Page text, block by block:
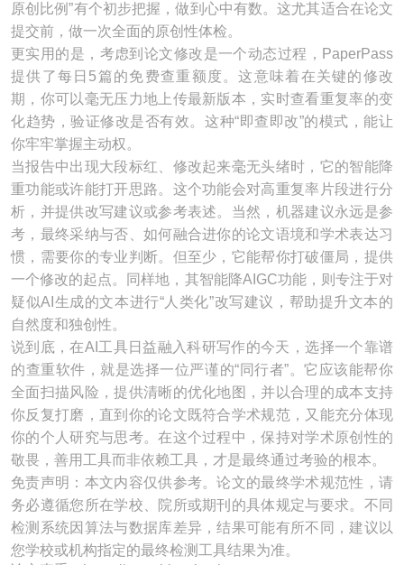
原创比例”有个初步把握，做到心中有数。这尤其适合在论文
提交前，做一次全面的原创性体检。
更实用的是，考虑到论文修改是一个动态过程，PaperPass
提供了每日5篇的免费查重额度。这意味着在关键的修改
期，你可以毫无压力地上传最新版本，实时查看重复率的变
化趋势，验证修改是否有效。这种“即查即改”的模式，能让
你牢牢掌握主动权。
当报告中出现大段标红、修改起来毫无头绪时，它的智能降
重功能或许能打开思路。这个功能会对高重复率片段进行分
析，并提供改写建议或参考表述。当然，机器建议永远是参
考，最终采纳与否、如何融合进你的论文语境和学术表达习
惯，需要你的专业判断。但至少，它能帮你打破僵局，提供
一个修改的起点。同样地，其智能降AIGC功能，则专注于对
疑似AI生成的文本进行“人类化”改写建议，帮助提升文本的
自然度和独创性。
说到底，在AI工具日益融入科研写作的今天，选择一个靠谱
的查重软件，就是选择一位严谨的“同行者”。它应该能帮你
全面扫描风险，提供清晰的优化地图，并以合理的成本支持
你反复打磨，直到你的论文既符合学术规范，又能充分体现
你的个人研究与思考。在这个过程中，保持对学术原创性的
敬畏，善用工具而非依赖工具，才是最终通过考验的根本。
免责声明：本文内容仅供参考。论文的最终学术规范性，请
务必遵循您所在学校、院所或期刊的具体规定与要求。不同
检测系统因算法与数据库差异，结果可能有所不同，建议以
您学校或机构指定的最终检测工具结果为准。